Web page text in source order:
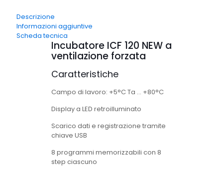
Descrizione
Informazioni aggiuntive
Scheda tecnica
Incubatore ICF 120 NEW a
ventilazione forzata
Caratteristiche
Campo di lavoro: +5°C Ta … +80°C
Display a LED retroilluminato
Scarico dati e registrazione tramite
chiave USB
8 programmi memorizzabili con 8
step ciascuno